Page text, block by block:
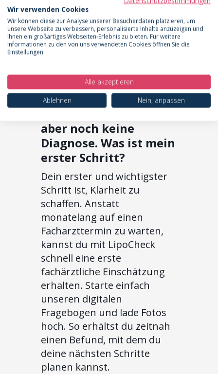
Zentrum vorgelegt; die
Abrechnung erfolgt nach
Veröffentlichung der
Abrechnungsziffern direkt
Leistungserbringer.
Ich habe schon seit
Jahren Schmerzen,
aber noch keine
Diagnose. Was ist mein
erster Schritt?
Dein erster und wichtigster
Schritt ist, Klarheit zu
schaffen. Anstatt
monatelang auf einen
Facharzttermin zu warten,
kannst du mit LipoCheck
schnell eine erste
fachärztliche Einschätzung
erhalten. Starte einfach
unseren digitalen
Fragebogen und lade Fotos
hoch. So erhältst du zeitnah
einen Befund, mit dem du
deine nächsten Schritte
planen kannst.
Wir verwenden Cookies
Wir können diese zur Analyse unserer Besucherdaten platzieren, um
unsere Webseite zu verbessern, personalisierte Inhalte anzuzeigen und
Ihnen ein großartiges Webseiten-Erlebnis zu bieten. Für weitere
Informationen zu den von uns verwendeten Cookies öffnen Sie die
Einstellungen.
Alle akzeptieren
Ablehnen
Nein, anpassen